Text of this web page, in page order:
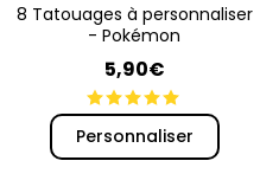
8 Tatouages à personnaliser
- Pokémon
5,90€
Personnaliser